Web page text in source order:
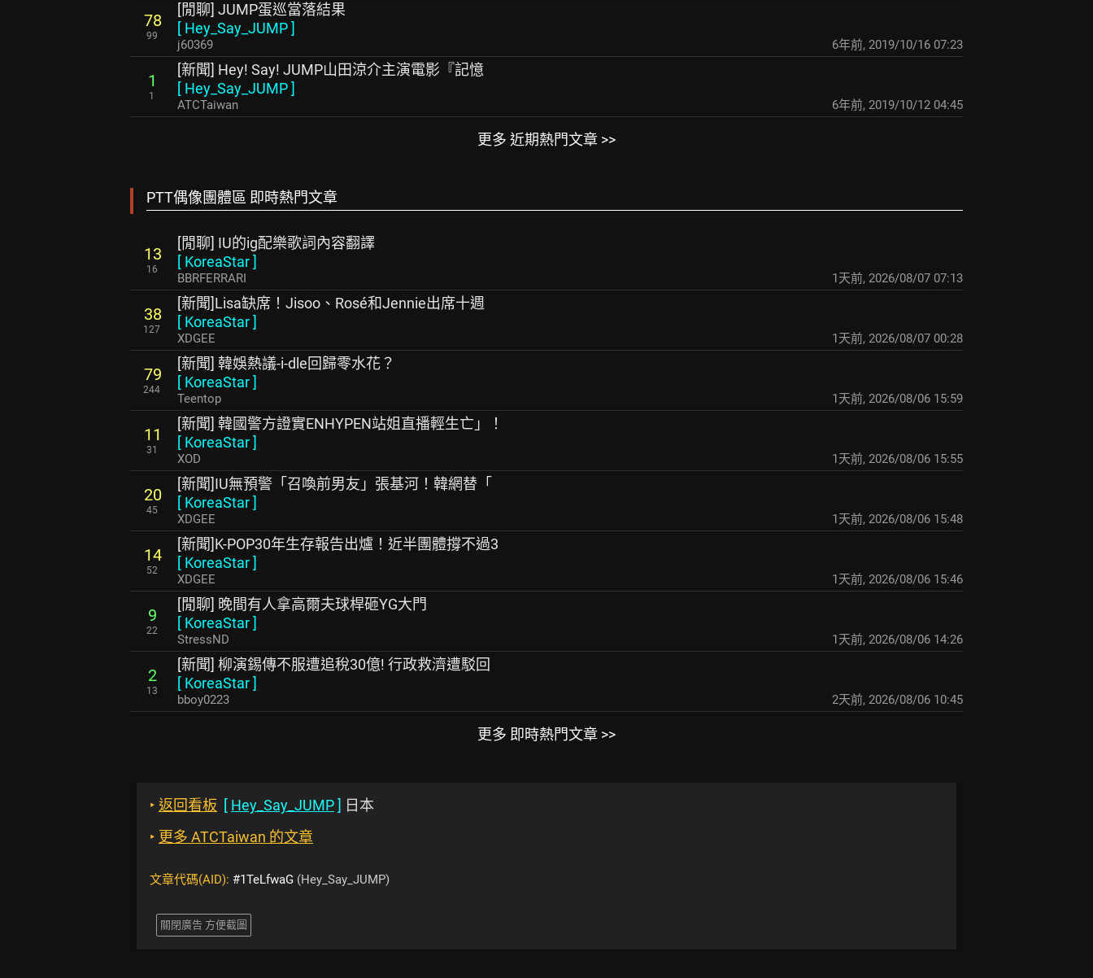
78
99
[閒聊] JUMP蛋巡當落結果
[ Hey_Say_JUMP]
j60369 6年前, 2019/10/16 07:23
1
1
[新聞] Hey! Say! JUMP山田涼介主演電影『記憶
[ Hey_Say_JUMP]
ATCTaiwan 6年前, 2019/10/12 04:45
更多 近期熱門文章 >>
PTT偶像團體區 即時熱門文章
13
16
[閒聊] IU的ig配樂歌詞內容翻譯
[ KoreaStar]
BBRFERRARI 1天前, 2026/08/07 07:13
38
127
[新聞]Lisa缺席！Jisoo、Rosé和Jennie出席十週
[ KoreaStar]
XDGEE 1天前, 2026/08/07 00:28
79
244
[新聞] 韓娛熱議-i-dle回歸零水花？
[ KoreaStar]
Teentop 1天前, 2026/08/06 15:59
11
31
[新聞] 韓國警方證實ENHYPEN站姐直播輕生亡」！
[ KoreaStar]
XOD 1天前, 2026/08/06 15:55
20
45
[新聞]IU無預警「召喚前男友」張基河！韓網替「
[ KoreaStar]
XDGEE 1天前, 2026/08/06 15:48
14
52
[新聞]K-POP30年生存報告出爐！近半團體撐不過3
[ KoreaStar]
XDGEE 1天前, 2026/08/06 15:46
9
22
[閒聊] 晚間有人拿高爾夫球桿砸YG大門
[ KoreaStar]
StressND 1天前, 2026/08/06 14:26
2
13
[新聞] 柳演錫傳不服遭追稅30億! 行政救濟遭駁回
[ KoreaStar]
bboy0223 2天前, 2026/08/06 10:45
更多 即時熱門文章 >>
‣ 返回看板 [ Hey_Say_JUMP] 日本
‣ 更多 ATCTaiwan 的文章
文章代碼(AID): #1TeLfwaG (Hey_Say_JUMP)
關閉廣告 方便截圖